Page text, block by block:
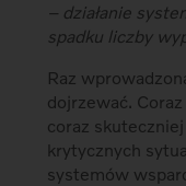
– działanie
spadku liczby
Raz
dojrzewać.
coraz
krytycznych
systemów